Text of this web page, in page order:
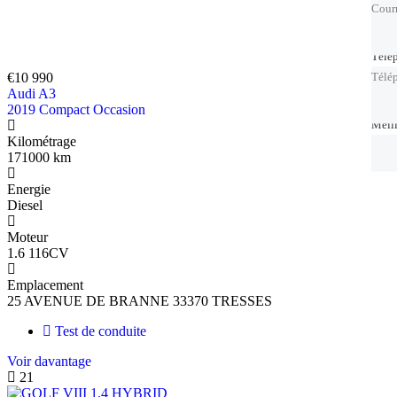
€10 990
Audi A3
2019 Compact Occasion
Kilométrage
171000 km
Energie
Diesel
Moteur
1.6 116CV
Emplacement
25 AVENUE DE BRANNE 33370 TRESSES
Test de conduite
Voir davantage
21